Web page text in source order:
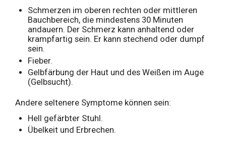
Schmerzen im oberen rechten oder mittleren
Bauchbereich, die mindestens 30 Minuten
andauern. Der Schmerz kann anhaltend oder
krampfartig sein. Er kann stechend oder dumpf
sein.
Fieber.
Gelbfärbung der Haut und des Weißen im Auge
(Gelbsucht).
Andere seltenere Symptome können sein:
Hell gefärbter Stuhl.
Übelkeit und Erbrechen.